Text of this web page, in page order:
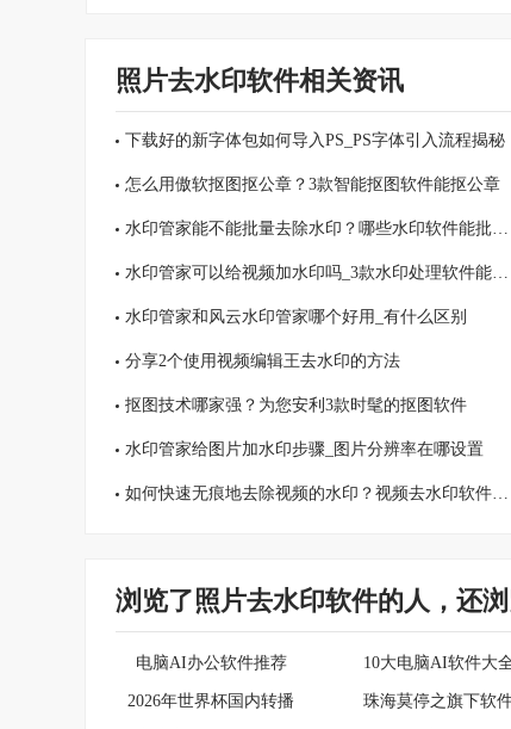
照片去水印软件相关资讯
下载好的新字体包如何导入PS_PS字体引入流程揭秘
怎么用傲软抠图抠公章？3款智能抠图软件能抠公章
水印管家能不能批量去除水印？哪些水印软件能批量去水印
水印管家可以给视频加水印吗_3款水印处理软件能给视频加水印
水印管家和风云水印管家哪个好用_有什么区别
分享2个使用视频编辑王去水印的方法
抠图技术哪家强？为您安利3款时髦的抠图软件
水印管家给图片加水印步骤_图片分辨率在哪设置
如何快速无痕地去除视频的水印？视频去水印软件推荐
浏览了照片去水印软件的人，还
电脑AI办公软件推荐 10大电脑AI软件大
2026年世界杯国内转播平台 珠海莫停之旗下软件